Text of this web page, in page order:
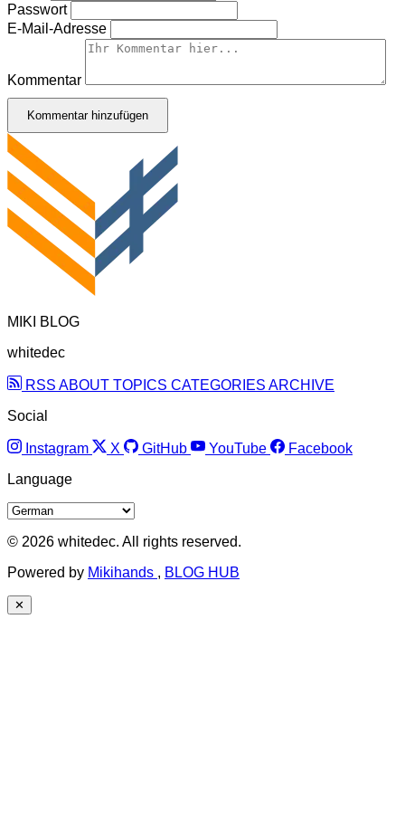
Passwort
E-Mail-Adresse
Kommentar
Kommentar hinzufügen
MIKI BLOG
whitedec
RSS ABOUT TOPICS CATEGORIES ARCHIVE
Social
Instagram X GitHub YouTube
Facebook
Language
© 2026 whitedec. All rights reserved.
Powered by Mikihands , BLOG HUB
✕